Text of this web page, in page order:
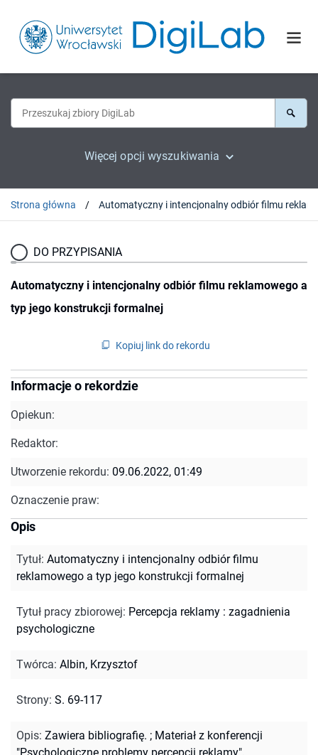
Więcej opcji wyszukiwania
Strona główna
DO PRZYPISANIA
Automatyczny i intencjonalny odbiór filmu reklamowego a
typ jego konstrukcji formalnej
Kopiuj link do rekordu
Informacje o rekordzie
Opiekun:
Redaktor:
Utworzenie rekordu: 09.06.2022, 01:49
Oznaczenie praw:
Opis
Tytuł: Automatyczny i intencjonalny odbiór filmu
reklamowego a typ jego konstrukcji formalnej
Tytuł pracy zbiorowej: Percepcja reklamy : zagadnienia
psychologiczne
Twórca: Albin, Krzysztof
Strony: S. 69-117
Opis: Zawiera bibliografię. ; Materiał z konferencji
"Psychologiczne problemy percepcji reklamy",